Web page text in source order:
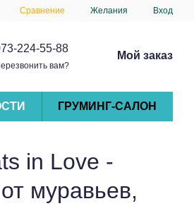
Сравнение Желания Вход
224-55-88
вам?
Мой заказ
ГРУМИНГ-САЛОН
in Love -
муравьев,